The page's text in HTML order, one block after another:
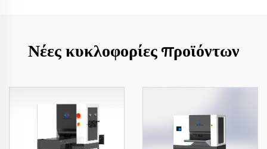
Νέες κυκλοφορίες προϊόντων